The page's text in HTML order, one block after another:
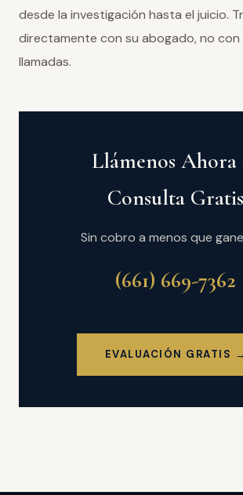
desde la investigación hasta el juicio.
directamente con su abogado, no
llamadas.
Llámenos
Consulta Gratis
Sin cobro a menos que
(661) 669-7362
EVALUACIÓN GRATIS →